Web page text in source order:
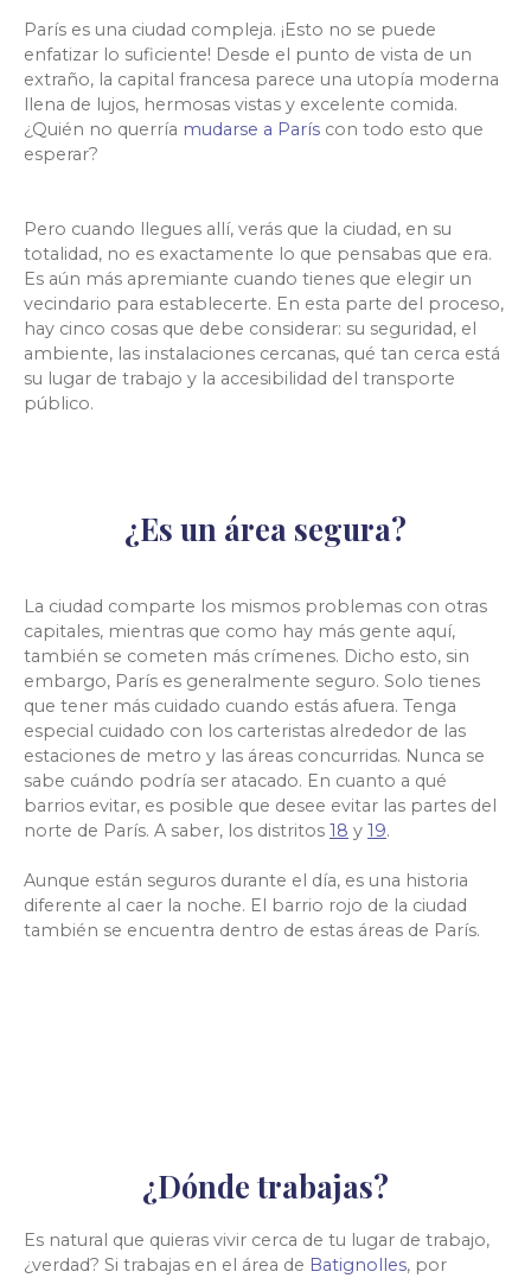
París es una ciudad compleja. ¡Esto no se puede
enfatizar lo suficiente! Desde el punto de vista de un
extraño, la capital francesa parece una utopía moderna
llena de lujos, hermosas vistas y excelente comida.
¿Quién no querría mudarse a París con todo esto que
esperar?
Pero cuando llegues allí, verás que la ciudad, en su
totalidad, no es exactamente lo que pensabas que era.
Es aún más apremiante cuando tienes que elegir un
vecindario para establecerte. En esta parte del proceso,
hay cinco cosas que debe considerar: su seguridad, el
ambiente, las instalaciones cercanas, qué tan cerca está
su lugar de trabajo y la accesibilidad del transporte
público.
¿Es un área segura?
La ciudad comparte los mismos problemas con otras
capitales, mientras que como hay más gente aquí,
también se cometen más crímenes. Dicho esto, sin
embargo, París es generalmente seguro. Solo tienes
que tener más cuidado cuando estás afuera. Tenga
especial cuidado con los carteristas alrededor de las
estaciones de metro y las áreas concurridas. Nunca se
sabe cuándo podría ser atacado. En cuanto a qué
barrios evitar, es posible que desee evitar las partes del
norte de París. A saber, los distritos 18 y 19.
Aunque están seguros durante el día, es una historia
diferente al caer la noche. El barrio rojo de la ciudad
también se encuentra dentro de estas áreas de París.
¿Dónde trabajas?
Es natural que quieras vivir cerca de tu lugar de trabajo,
¿verdad? Si trabajas en el área de Batignolles, por